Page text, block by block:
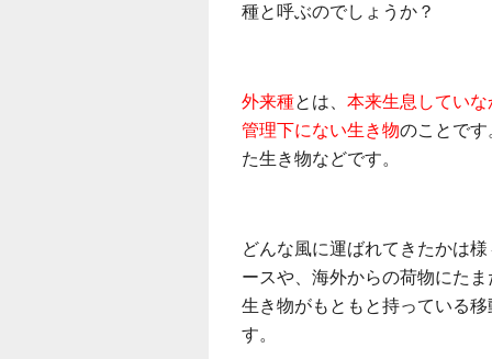
種と呼ぶのでしょうか？
外来種とは、本来生息してい
管理下にない生き物のことで
た生き物などです。
どんな風に運ばれてきたかは
ースや、海外からの荷物にた
生き物がもともと持っている
す。